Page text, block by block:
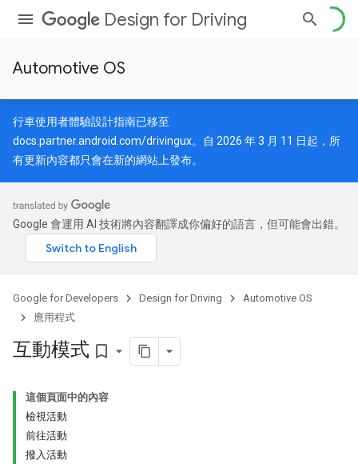
Design for Driving
Automotive OS
行車使用者體驗設計指南已移至
docs.partner.android.com/drivingux。自 2026 年 3 月 11 日起，所
有更新內容都只會在新的網站上發布。
Google 會運用 AI 技術將內容翻譯成你偏好的語言，但可能會出錯。
Google for Developers Design for Driving
Automotive OS
應用程式
互動模式 bookmark_border
這個頁面中的內容
檢視活動
前往活動
撥入活動